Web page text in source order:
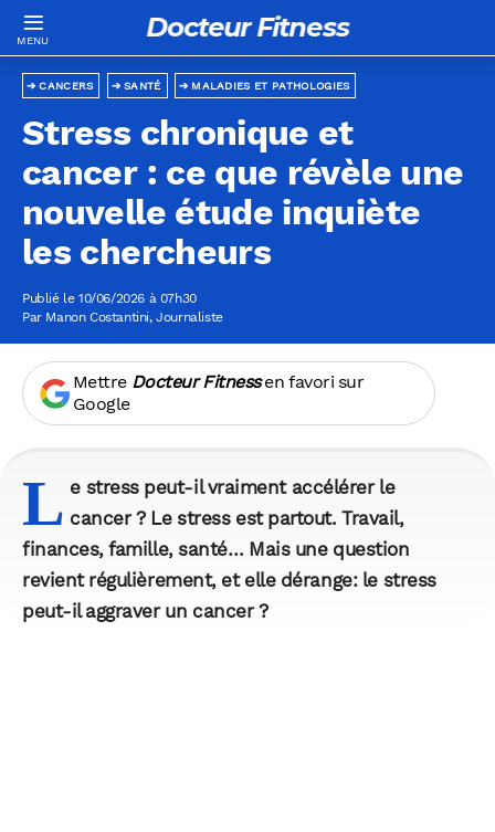
Docteur Fitness
MALADIES ET PATHOLOGIES
CANCERS SANTÉ
Stress chronique et
cancer : ce que révèle une
nouvelle étude inquiète
les chercheurs
Publié le 10/06/2026 à 07h30
Par Manon Costantini, Journaliste
Mettre Docteur Fitnessen favori sur
Google
L e stress peut-il vraiment accélérer le
cancer ? Le stress est partout. Travail,
finances, famille, santé… Mais une question
revient régulièrement, et elle dérange: le stress
peut-il aggraver un cancer ?